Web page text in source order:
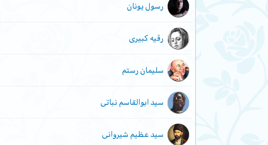
رسول یونان
رقیه کبیری
سلیمان رستم
سید ابوالقاسم نباتی
سید عظیم شیروانی